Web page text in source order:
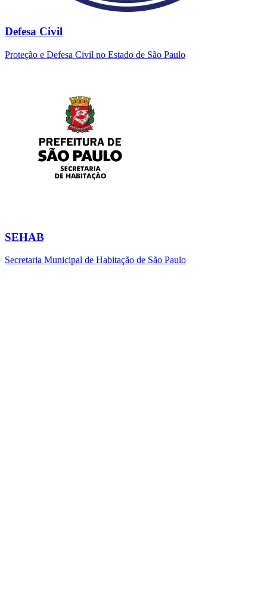
Defesa Civil
Proteção e Defesa Civil no Estado de São Paulo
SEHAB
Secretaria Municipal de Habitação de São Paulo